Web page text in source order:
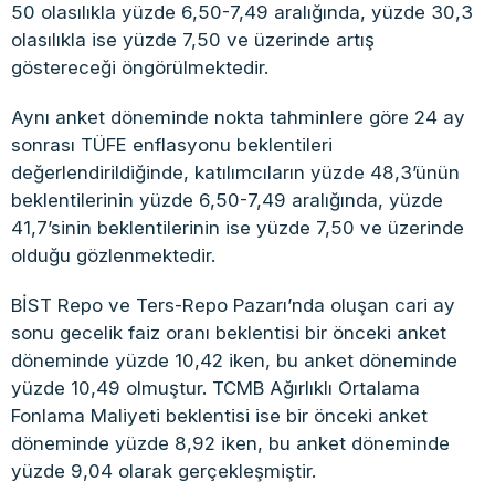
50 olasılıkla yüzde 6,50-7,49 aralığında, yüzde 30,3
olasılıkla ise yüzde 7,50 ve üzerinde artış
göstereceği öngörülmektedir.
Aynı anket döneminde nokta tahminlere göre 24 ay
sonrası TÜFE enflasyonu beklentileri
değerlendirildiğinde, katılımcıların yüzde 48,3’ünün
beklentilerinin yüzde 6,50-7,49 aralığında, yüzde
41,7’sinin beklentilerinin ise yüzde 7,50 ve üzerinde
olduğu gözlenmektedir.
BİST Repo ve Ters-Repo Pazarı’nda oluşan cari ay
sonu gecelik faiz oranı beklentisi bir önceki anket
döneminde yüzde 10,42 iken, bu anket döneminde
yüzde 10,49 olmuştur. TCMB Ağırlıklı Ortalama
Fonlama Maliyeti beklentisi ise bir önceki anket
döneminde yüzde 8,92 iken, bu anket döneminde
yüzde 9,04 olarak gerçekleşmiştir.